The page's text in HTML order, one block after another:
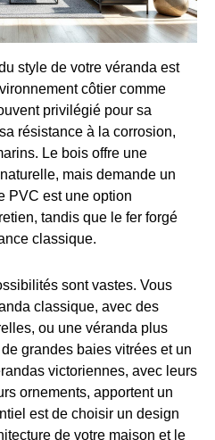
style de votre véranda est
côtier comme
privilégié pour sa
résistance à la corrosion,
Le bois offre une
mais demande un
PVC est une option
tandis que le fer forgé
classique.
sont vastes. Vous
classique, avec des
ou une véranda plus
grandes baies vitrées et un
victoriennes, avec leurs
ornements, apportent un
est de choisir un design
de votre maison et le